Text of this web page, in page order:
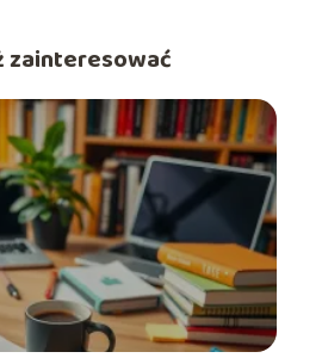
zainteresować